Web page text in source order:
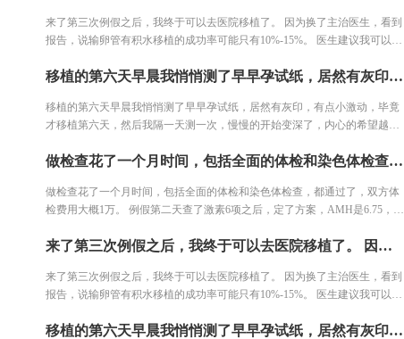
没有放弃。 然后开始每天加大剂量，之后出现了严重的并发症，一会儿后面
跟大家细说。 因为卵泡一直长不大，所以和我一批的姐妹都停针取卵了，我
来了第三次例假之后，我终于可以去医院移植了。 因为换了主治医生，看到
报告，说输卵管有积水移植的成功率可能只有10%-15%。 医生建议我可以移
是中度，有可能只是堵塞了，造影剂打进去，没有出来，显示是积水。第二移植的第六天早晨我悄悄测了早早孕试纸，居然有灰印，有点小激动，毕竟才移植第六天，然后我隔一天测一次，慢慢的开始变深了，内心的希望越来越大。果不其然，移植后第14天hcg2640。 在等一超的的几天，因为有褐色血又去医院查了一次，那是移植的第19天，hcg3340。 医生说可以看看B超，一看有卵黄囊，但孕囊不规则，因为出血加孕囊不规则，医生说，可能要流产，回家保胎，把我吓的赶紧回家躺着保胎。煎熬啊，就这样熬了7天，一周之后去查一超，结果都好，孕囊好了，胎心胎芽也比别人长的好。 其实孕早期出血真没什么，出现褐色分泌物的原因太多，但如果是鲜血，那要去医院做详细的检查了。 还有如果孕囊不规则，应该是胚胎还小，大了自然会长好，不要吓唬自己。所以还是要听医生的，让什么时候去检查就什么时候去，不要提早，免得吓一跳，没事都吓出事了。 不要太焦虑了，我那么难都怀孕了，相信你们也可以！祝大家2020都好孕。
移植的第六天早晨我悄悄测了早早孕试纸，居然有灰印，有点小激动，毕竟
才移植第六天，然后我隔一天测一次，慢慢的开始变深了，内心的希望越来
血又去医院查了一次，那是移植的第19天，hcg3340。 医生说可以看看B超，
产，回家保胎，把我吓的赶紧回家躺着保胎。煎熬啊，就这样熬了7天，一
周之后去查一超，结果都好，孕囊好了，胎心胎芽也比别人长的好。 其实孕
院做详细的检查了。 还有如果孕囊不规则，应该是胚胎还小，大了自然会长
去，不要提早，免得吓一跳，没事都吓出事了。 不要太焦虑了，我那么难都
怀孕了，相信你们也可以！祝大家2020都好孕。
做检查花了一个月时间，包括全面的体检和染色体检查，都通过了，双方体检费用大概1万。 例假第二天查了激素6项之后，定了方案，AMH是6.75，情况还可以，所以直接是长方案。开始降调打针，然后打促排针，用的进口针。 打了几天促排针之后医生通知说，吸收不太好，可能最后取的时候都没有成熟的卵子，还让我签了风险通知书。也可以放弃继续打针，当然我肯定没有放弃。 然后开始每天加大剂量，之后出现了严重的并发症，一会儿后面跟大家细说。 因为卵泡一直长不大，所以和我一批的姐妹都停针取卵了，我还在打针，一共打了14天促排针。
做检查花了一个月时间，包括全面的体检和染色体检查，都通过了，双方体
检费用大概1万。 例假第二天查了激素6项之后，定了方案，AMH是6.75，情
针。 打了几天促排针之后医生通知说，吸收不太好，可能最后取的时候都没
没有放弃。 然后开始每天加大剂量，之后出现了严重的并发症，一会儿后面
跟大家细说。 因为卵泡一直长不大，所以和我一批的姐妹都停针取卵了，我
来了第三次例假之后，我终于可以去医院移植了。 因为换了主治医生，看到报告，说输卵管有积水移植的成功率可能只有10%-15%。 医生建议我可以移植试试，毕竟胚胎多。最后我决定还是移植试试，第一只是一侧积水，并且是中度，有可能只是堵塞了，造影剂打进去，没有出来，显示是积水。第二我也可以调理身体去掉积水啊。
来了第三次例假之后，我终于可以去医院移植了。 因为换了主治医生，看到
报告，说输卵管有积水移植的成功率可能只有10%-15%。 医生建议我可以移
是中度，有可能只是堵塞了，造影剂打进去，没有出来，显示是积水。第二移植的第六天早晨我悄悄测了早早孕试纸，居然有灰印，有点小激动，毕竟才移植第六天，然后我隔一天测一次，慢慢的开始变深了，内心的希望越来越大。 果不其然，移植后第14天hcg2640。 在等一超的的几天，因为有褐色血又去医院查了一次，那是移植的第19天，hcg3340。 医生说可以看看B超，一看有卵黄囊，但孕囊不规则，因为出血加孕囊不规则，医生说，可能要流产，回家保胎，把我吓的赶紧回家躺着保胎。煎熬啊，就这样熬了7天，一周之后去查一超，结果都好，孕囊好了，胎心胎芽也比别人长的好。 其实孕早期出血真没什么，出现褐色分泌物的原因太多，但如果是鲜血，那要去医院做详细的检查了。 还有如果孕囊不规则，应该是胚胎还小，大了自然会长好，不要吓唬自己。所以还是要听医生的，让什么时候去检查就什么时候去，不要提早，免得吓一跳，没事都吓出事了。 不要太焦虑了，我那么难都怀孕了，相信你们也可以！祝大家2020都好孕!